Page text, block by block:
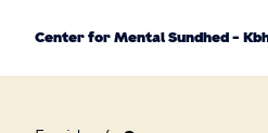
Center for Mental Sundhed –